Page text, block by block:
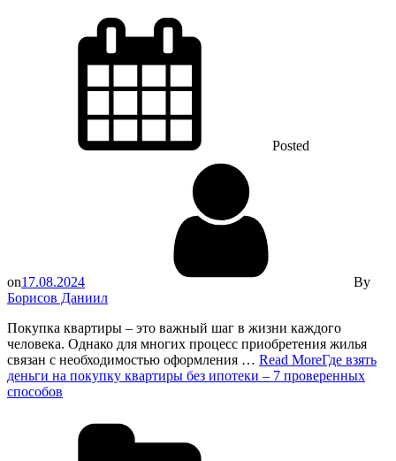
Posted
on17.08.2024
By
Борисов Даниил
Покупка квартиры – это важный шаг в жизни каждого
человека. Однако для многих процесс приобретения жилья
связан с необходимостью оформления … Read MoreГде взять
деньги на покупку квартиры без ипотеки – 7 проверенных
способов